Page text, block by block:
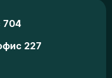
704
227